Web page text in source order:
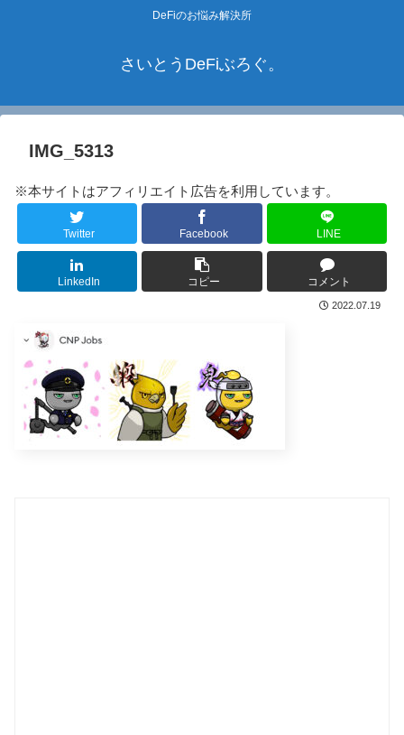
DeFiのお悩み解決所
さいとうDeFiぶろぐ。
IMG_5313
※本サイトはアフィリエイト広告を利用しています。
Twitter Facebook LINE
LinkedIn コピー コメント
2022.07.19